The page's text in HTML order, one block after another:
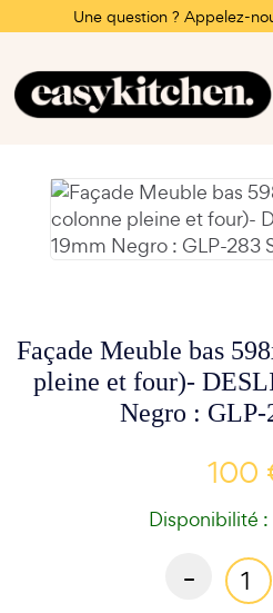
Une question ? Appelez-
Façade Meuble bas
pleine et four)-
Negro : GLP-
100
Disponibilité
-